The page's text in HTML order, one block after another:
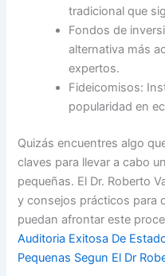
tradicional que
Fondos de
alternativa más
expertos.
Fideicomisos:
popularidad en
Quizás encuentres algo
claves para llevar a cabo
pequeñas. El Dr. Roberto
y consejos prácticos para
puedan afrontar este
Auditoria Exitosa De
Pequenas Segun El Dr